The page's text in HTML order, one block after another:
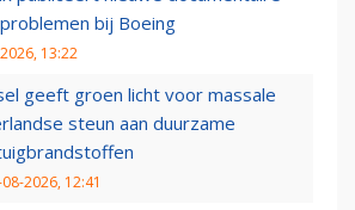
bij Boeing
13:22
geeft groen licht voor massale
steun aan duurzame
2026, 12:41